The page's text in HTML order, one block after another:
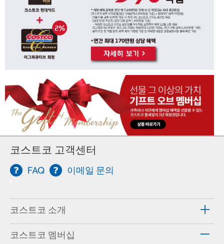
코스트코 고객센터
FAQ 이메일 문의
코스트코 소개
코스트코 멤버십